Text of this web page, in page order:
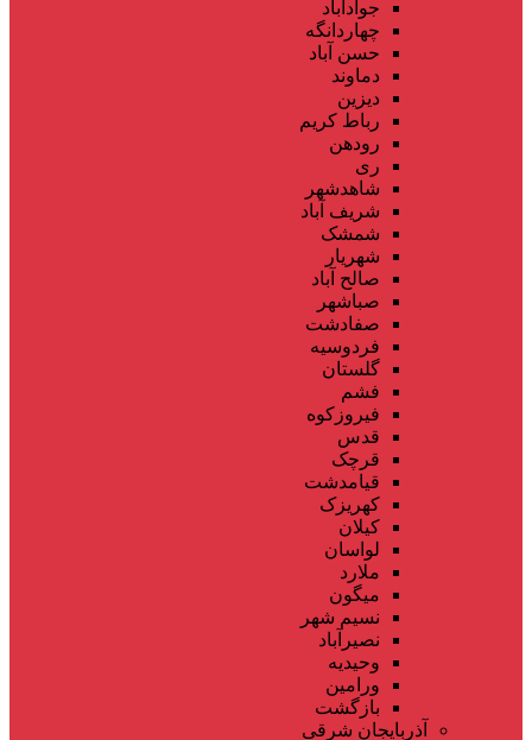
جوادآباد
چهاردانگه
حسن آباد
دماوند
دیزین
رباط کریم
رودهن
ری
شاهدشهر
شریف آباد
شمشک
شهریار
صالح آباد
صباشهر
صفادشت
فردوسیه
گلستان
فشم
فیروزکوه
قدس
قرچک
قیامدشت
کهریزک
کیلان
لواسان
ملارد
میگون
نسیم شهر
نصیرآباد
وحیدیه
ورامین
بازگشت
آذربایجان شرقی